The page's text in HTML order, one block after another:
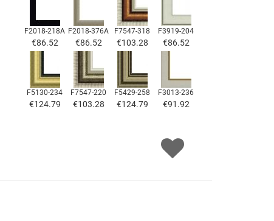
F2018-218A
€86.52
F2018-376A
€86.52
F7547-318
€103.28
F3919-204
€86.52
F5130-234
€124.79
F7547-220
€103.28
F5429-258
€124.79
F3013-236
€91.92
F7034-298